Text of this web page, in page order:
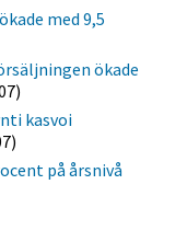
med 9,5
ökade
kasvoi
på årsnivå